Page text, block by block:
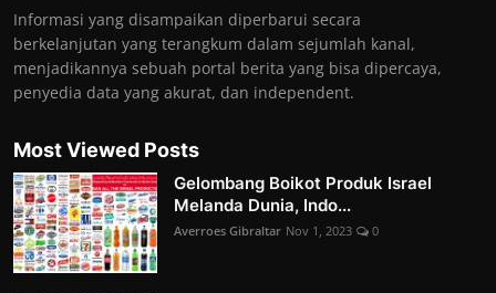
Informasi yang disampaikan diperbarui secara
berkelanjutan yang terangkum dalam sejumlah kanal,
menjadikannya sebuah portal berita yang bisa dipercaya,
penyedia data yang akurat, dan independent.
Most Viewed Posts
Gelombang Boikot Produk Israel
Melanda Dunia, Indo...
Averroes Gibraltar Nov 1, 2023 0